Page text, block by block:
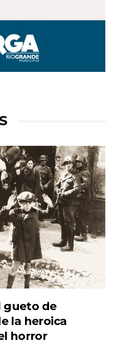
gueto de
la heroica
horror